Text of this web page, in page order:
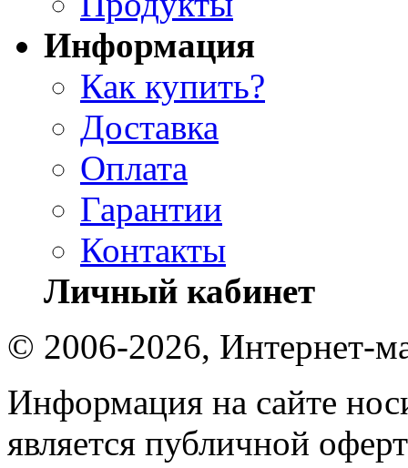
Информация
Как купить?
Доставка
Оплата
Гарантии
Контакты
Личный кабинет
© 2006-2026, Интернет-
Информация на сайте
является публичной